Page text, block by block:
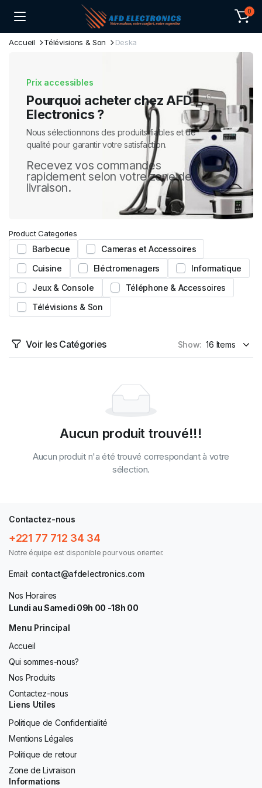
0
Accueil Télévisions & Son Deska
Prix accessibles
Pourquoi acheter chez AFD
Electronics ?
Nous sélectionnons des produits fiables et de
qualité pour garantir votre satisfaction.
Recevez vos commandes
rapidement selon votre zone de
livraison.
Product Categories
Barbecue
Cameras et Accessoires
Cuisine
Eléctromenagers
Informatique
Jeux & Console
Téléphone & Accessoires
Télévisions & Son
Voir les Catégories Show:
Aucun produit trouvé!!!
Aucun produit n'a été trouvé correspondant à votre
sélection.
Contactez-nous
+221 77 712 34 34
Notre équipe est disponible pour vous orienter.
Email: contact@afdelectronics.com
Nos Horaires
Lundi au Samedi 09h 00 -18h 00
Menu Principal
Accueil
Qui sommes-nous?
Nos Produits
Contactez-nous
Liens Utiles
Politique de Confidentialité
Mentions Légales
Politique de retour
Zone de Livraison
Informations